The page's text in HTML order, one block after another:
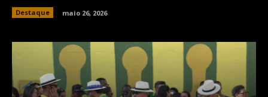
Destaque maio 26, 2026